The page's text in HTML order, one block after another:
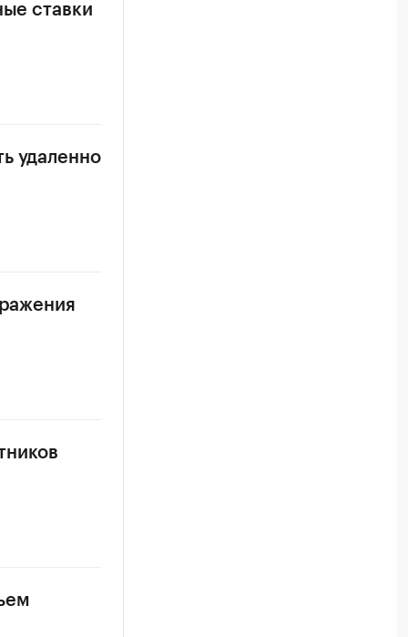
ставки
удаленно